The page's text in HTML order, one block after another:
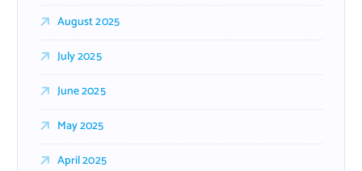
August 2025
July 2025
June 2025
May 2025
April 2025